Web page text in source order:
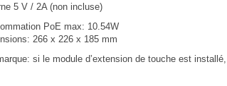
5 V / 2A (non incluse)
PoE max: 10.54W
266 x 226 x 185 mm
si le module d’extension de touche est